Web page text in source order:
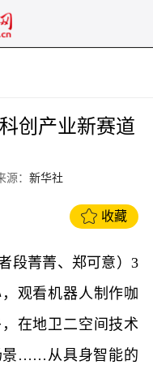
创产业新赛道
： 新华社
收藏
菁菁、郑可意）3
观看机器人制作咖
在地卫二空间技术
景……从具身智能的